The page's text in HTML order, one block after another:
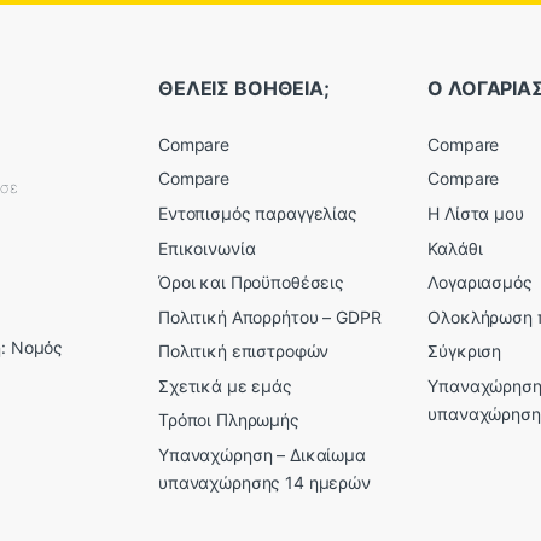
Νομός
ΘΕΛΕΙΣ ΒΟΗΘΕΙΑ;
Compare
Compare
Εντοπισμός παραγγελίας
Επικοινωνία
Όροι και Προϋποθέσεις
Πολιτική Απορρήτου – GDPR
Πολιτική επιστροφών
Σχετικά με εμάς
Τρόποι Πληρωμής
Υπαναχώρηση – Δικαίωμα
υπαναχώρησης 14 ημερών
Ο
Compare
Compare
Η Λίστα μου
Καλάθι
Λογαριασμός
Ολοκλήρωση
Σύγκριση